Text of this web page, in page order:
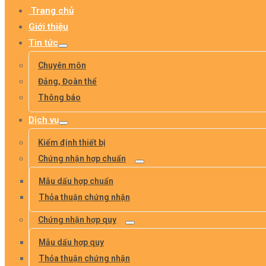
Trang chủ
Giới thiệu
Tin tức
Chuyên môn
Đảng, Đoàn thể
Thông báo
Dịch vụ
Kiểm định thiết bị
Chứng nhận hợp chuẩn
Mẫu dấu hợp chuẩn
Thỏa thuận chứng nhận
Chứng nhận hợp quy
Mẫu dấu hợp quy
Thỏa thuận chứng nhận